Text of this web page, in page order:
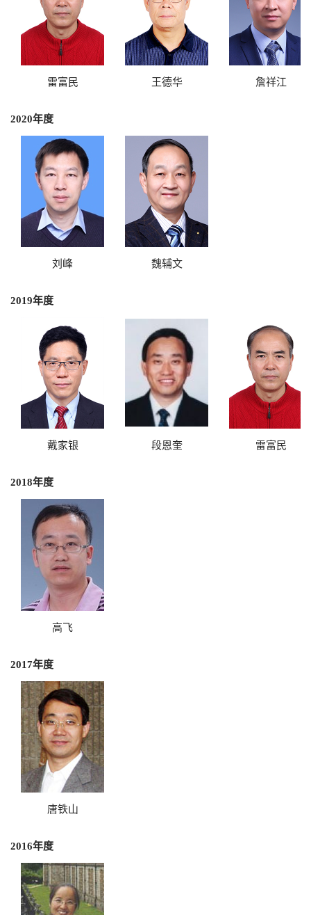
雷富民 王德华 詹祥江
2020年度
刘峰 魏辅文
2019年度
戴家银 段恩奎 雷富民
2018年度
高飞
2017年度
唐铁山
2016年度